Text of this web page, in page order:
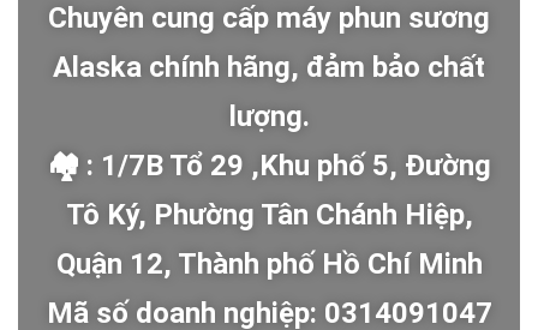
Chuyên cung cấp máy phun sương
Alaska chính hãng, đảm bảo chất
lượng.
🏘 : 1/7B Tổ 29 ,Khu phố 5, Đường
Tô Ký, Phường Tân Chánh Hiệp,
Quận 12, Thành phố Hồ Chí Minh
Mã số doanh nghiệp: 0314091047